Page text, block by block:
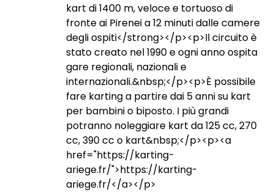
kart di 1400 m, veloce e tortuoso di
fronte ai Pirenei a 12 minuti dalle camere
degli ospiti</strong></p><p>Il circuito è
stato creato nel 1990 e ogni anno ospita
gare regionali, nazionali e
internazionali.&nbsp;</p><p>È possibile
fare karting a partire dai 5 anni su kart
per bambini o biposto. I più grandi
potranno noleggiare kart da 125 cc, 270
cc, 390 cc o kart&nbsp;</p><p><a
href="https://karting-
ariege.fr/">https://karting-
ariege.fr/</a></p>